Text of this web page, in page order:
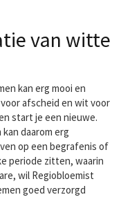
van witte
kan erg mooi en
afscheid en wit voor
start je een nieuwe.
daarom erg
op een begrafenis of
periode zitten, waarin
wil Regiobloemist
goed verzorgd